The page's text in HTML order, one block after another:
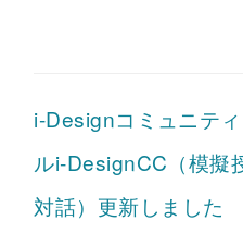
i-Designコミュニテ
ルi-DesignCC（模擬
対話）更新しました